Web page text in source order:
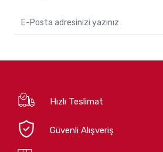
Hızlı Teslimat
Güvenli Alışveriş